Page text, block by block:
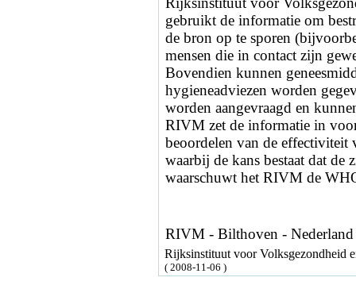
gebruikt de informatie om
de bron op te sporen
mensen die in contact zijn
Bovendien kunnen
hygieneadviezen worden
worden aangevraagd en
RIVM zet de informatie in
beoordelen van de effectiviteit
waarbij de kans bestaat dat de
waarschuwt het RIVM de
RIVM - Bilthoven -
Rijksinstituut voor Volksgezondheid
( 2008-11-06 )